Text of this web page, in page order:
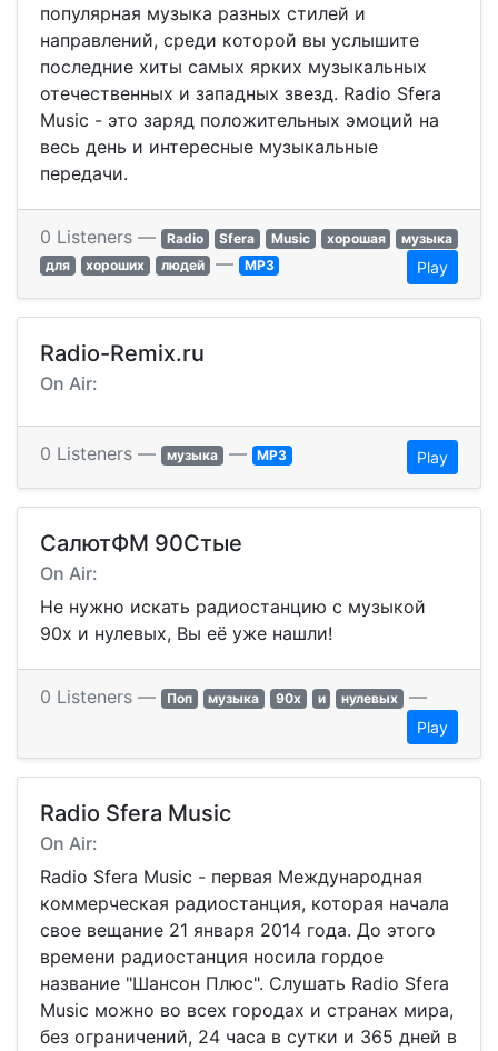
популярная музыка разных стилей и
направлений, среди которой вы услышите
последние хиты самых ярких музыкальных
отечественных и западных звезд. Radio Sfera
Music - это заряд положительных эмоций на
весь день и интересные музыкальные
передачи.
0 Listeners — Radio Sfera Music хорошая
музыка
для
хороших людей — MP3 Play
Radio-Remix.ru
On Air:
0 Listeners — музыка — MP3 Play
СалютФМ 90Стые
On Air:
Не нужно искать радиостанцию с музыкой
90х и нулевых, Вы её уже нашли!
0 Listeners — Поп музыка 90х и нулевых —
Play
Radio Sfera Music
On Air:
Radio Sfera Music - первая Международная
коммерческая радиостанция, которая начала
свое вещание 21 января 2014 года. До этого
времени радиостанция носила гордое
название "Шансон Плюс". Слушать Radio Sfera
Music можно во всех городах и странах мира,
без ограничений, 24 часа в сутки и 365 дней в